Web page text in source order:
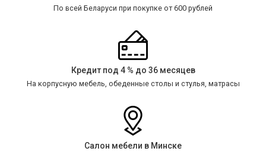
По всей Беларуси при покупке от 600 рублей
Кредит под 4 % до 36 месяцев
На корпусную мебель, обеденные столы и стулья, матрасы
Салон мебели в Минске